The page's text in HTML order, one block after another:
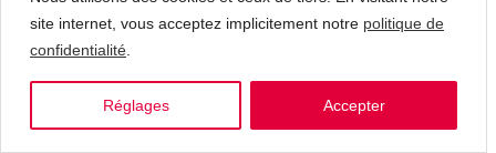
site internet, vous acceptez implicitement notre politique de
confidentialité
Réglages Accepter